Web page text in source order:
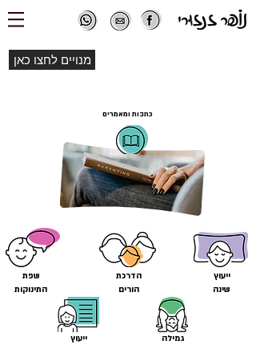
מנויים לחצו כאן
כתבות ומאמרים
שפת
התינוקות
ייעוץ
הדרכת
הורים
גמילה
ייעוץ
שינה